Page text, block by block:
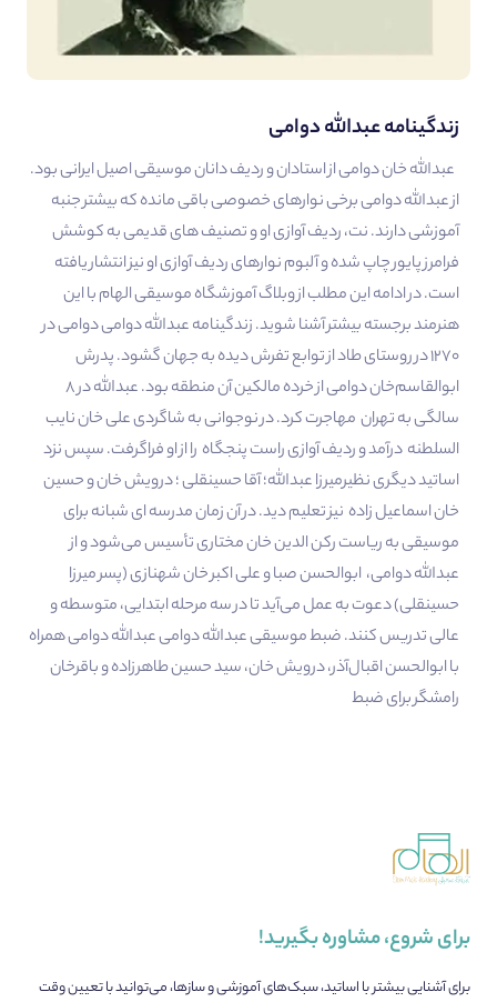
زندگینامه عبدالله دوامی
عبدالله خان دوامی از استادان و ردیف دانان موسیقی اصیل ایرانی بود.
از عبدالله دوامی برخی نوارهای خصوصی باقی مانده که بیشتر جنبه
آموزشی دارند. نت، ردیف آوازی او و تصنیف های قدیمی به کوشش
فرامرز پایور چاپ شده و آلبوم نوارهای ردیف آوازی او نیز انتشار یافته
است. در ادامه این مطلب از وبلاگ آموزشگاه موسیقی الهام با این
هنرمند برجسته بیشتر آشنا شوید. زندگینامه عبدالله دوامی دوامی در
۱۲۷۰ در روستای طاد از توابع تفرش دیده به جهان گشود. پدرش
ابوالقاسم‌خان دوامی از خرده مالکین آن منطقه بود. عبدالله در ۸
سالگی به تهران مهاجرت کرد. در نوجوانی به شاگردی علی خان نایب
السلطنه درآمد و ردیف آوازی راست پنجگاه را از او فراگرفت. سپس نزد
اساتید دیگری نظیرمیرزا عبدالله؛ آقا حسینقلی ؛ درویش خان و حسین
خان اسماعیل زاده نیز تعلیم دید. در آن زمان مدرسه ای شبانه برای
موسیقی به ریاست رکن الدین خان مختاری تأسیس می‌شود و از
عبدالله دوامی، ابوالحسن صبا و علی اکبر خان شهنازی (پسر میرزا
حسینقلی) دعوت به عمل می‌آید تا در سه مرحله ابتدایی، متوسطه و
عالی تدریس کنند. ضبط موسیقی عبدالله دوامی عبدالله دوامی همراه
با ابوالحسن اقبال‌آذر، درویش خان، سید حسین طاهرزاده و باقرخان
رامشگر برای ضبط
برای شروع، مشاوره بگیرید!
برای آشنایی بیشتر با اساتید، سبک‌های آموزشی و سازها، می‌توانید با تعیین وقت